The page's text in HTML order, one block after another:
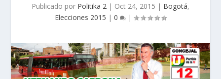
Publicado por Politika 2 | Oct 24, 2015 | Bogotá,
Elecciones 2015 | 0 |